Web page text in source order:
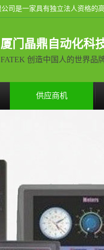
厦门晶鼎自动化科
FATEK 创造中国人的世界品
供应商机